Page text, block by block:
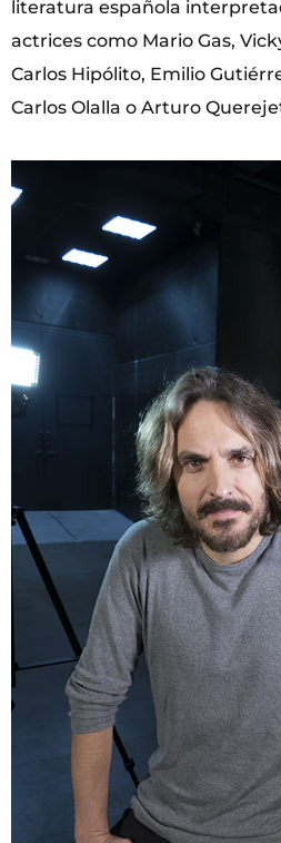
literatura española
actrices como Mario Gas,
Carlos Hipólito, Emilio
Carlos Olalla o Arturo